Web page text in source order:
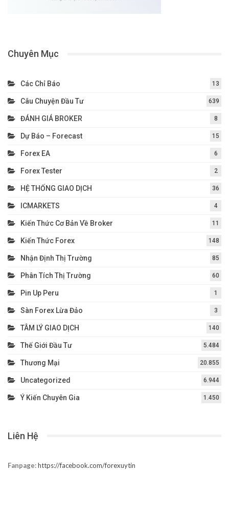
Chuyên Mục
Các Chỉ Báo 13
Câu Chuyện Đầu Tư 639
ĐÁNH GIÁ BROKER 8
Dự Báo – Forecast 15
Forex EA 6
Forex Tester 2
HỆ THỐNG GIAO DỊCH 36
ICMARKETS 4
Kiến Thức Cơ Bản Về Broker 11
Kiến Thức Forex 148
Nhận Định Thị Trường 85
Phân Tích Thị Trường 60
Pin Up Peru 1
Sàn Forex Lừa Đảo 3
TÂM LÝ GIAO DỊCH 140
Thế Giới Đầu Tư 5.484
Thương Mại 20.855
Uncategorized 6.944
Ý Kiến Chuyên Gia 1.450
Liên Hệ
Fanpage:https://facebook.com/forexuytin